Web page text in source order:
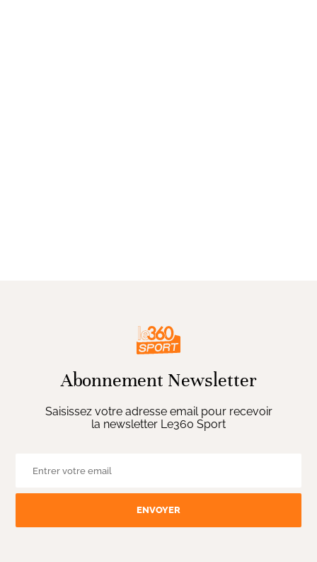
Abonnement Newsletter
Saisissez votre adresse email pour recevoir
la newsletter Le360 Sport
ENVOYER